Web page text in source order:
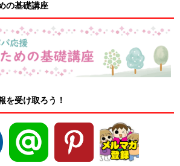
の基礎講座
を受け取ろう！